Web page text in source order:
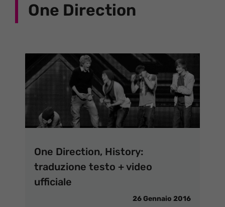
One Direction
One Direction, History:
traduzione testo + video
ufficiale
26 Gennaio 2016